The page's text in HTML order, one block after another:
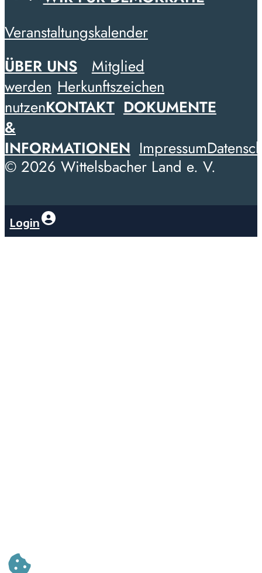
Veranstaltungskalender
ÜBER UNS
Mitglied
werden Herkunftszeichen
nutzenKONTAKT DOKUMENTE
&
INFORMATIONEN Impressum
© 2026 Wittelsbacher Land e. V.
Login